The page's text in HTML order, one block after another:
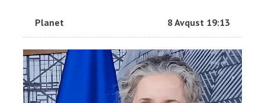
Planet 8 Avqust 19:13